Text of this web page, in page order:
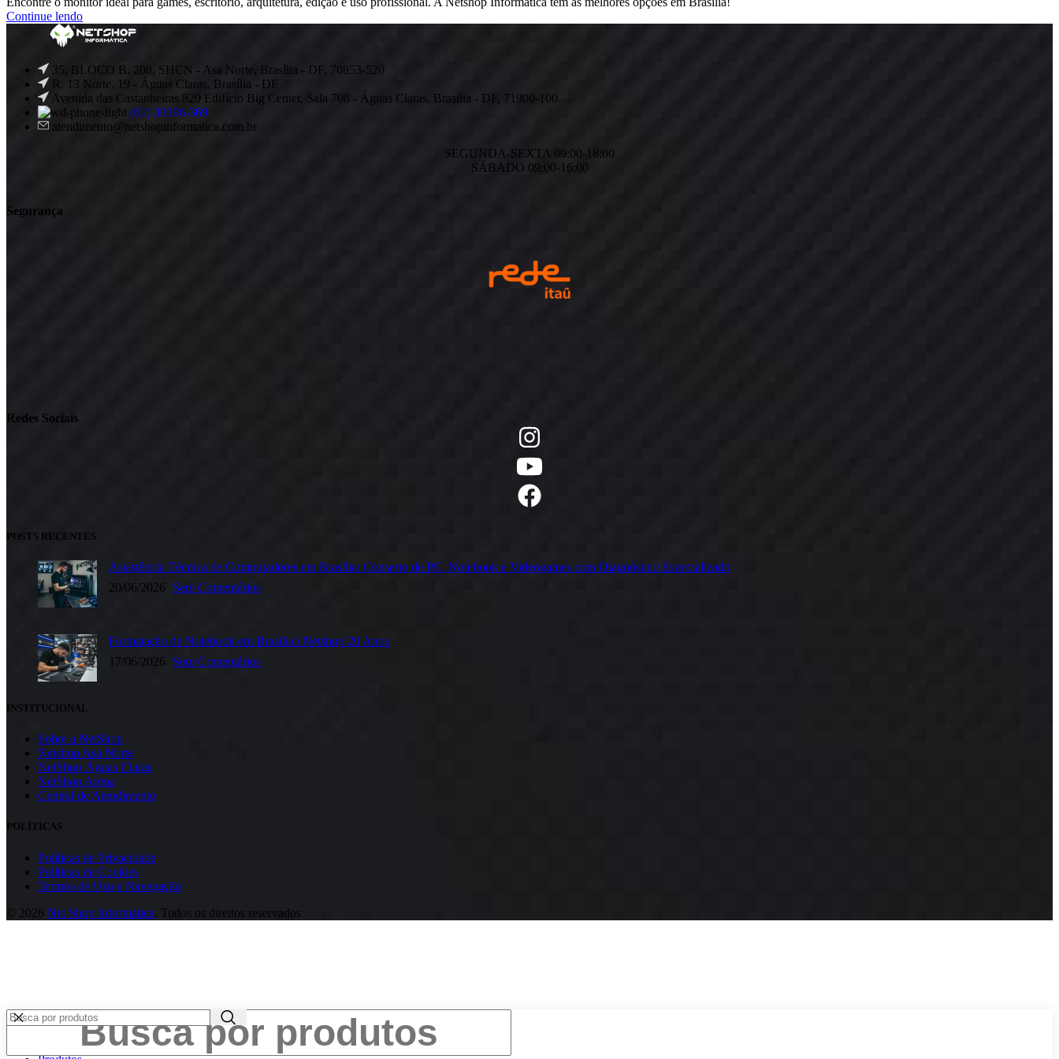
VER PERIFÉRICOS
Continue lendo
35, BLOCO B, 208, SHCN - Asa Norte, Brasília - DF, 70853-520
R. 13 Norte, 19 - Águas Claras, Brasília - DF
Avenida das Castanheiras 820 Edifício Big Center, Sala 708 - Águas Claras, Brasília - DF, 71900-100
(61) 30396-369
atendimento@netshopinformatica.com.br
SEGUNDA-SEXTA 09:00-18:00
SÁBADO 09:00-16:00
Segurança
Redes Sociais
POSTS RECENTES
Assistência Técnica de Computadores em Brasília: Conserto de PC, Notebook e Videogames com Diagnóstico Especializado
20/06/2026
Sem Comentários
Formatação de Notebook em Brasília | Netshop 20 Anos
17/06/2026
Sem Comentários
INSTITUCIONAL
Sobre a NetShop
Netshop Asa Norte
NetShop Águas Claras
NetShop Arena
Central de Atendimento
POLÍTICAS
Políticas de Privacidade
Políticas de Cookies
Termos de Uso e Navegação
© 2026 Net Shop Informática. Todos os direitos reservados